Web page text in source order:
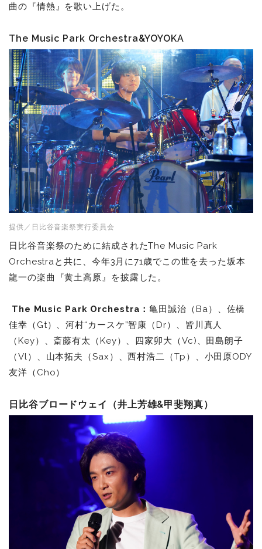
曲の『情熱』を歌い上げた。
The Music Park Orchestra&YOYOKA
提供／日比谷音楽祭実行委員会
日比谷音楽祭のために結成されたThe Music Park
Orchestraと共に、今年3月に71歳でこの世を去った坂本
龍一の楽曲『黄土高原』を披露した。
The Music Park Orchestra：亀田誠治（Ba）、佐橋
佳幸（Gt）、河村“カースケ”智康（Dr）、皆川真人
（Key）、斎藤有太（Key）、四家卯大（Vc)、田島朗子
（Vl）、山本拓夫（Sax）、西村浩二（Tp）、小田原ODY
友洋（Cho）
日比谷ブロードウェイ（井上芳雄&甲斐翔真）